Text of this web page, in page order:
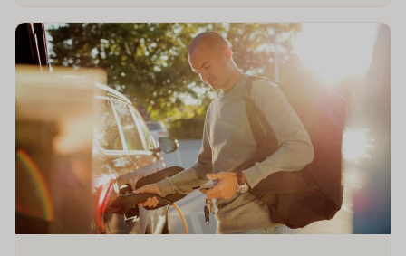
privalomasis
automobilio
draudimas:
skirtumai
ir
nauda